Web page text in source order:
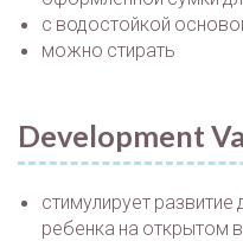
с водостойкой
можно стирать
Development
стимулирует
ребенка на открытом